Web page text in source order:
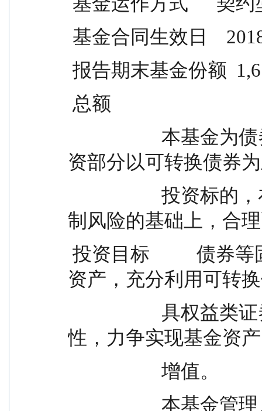
基金合同生效日
报告期末基金份额
总额
资部分以可转换债券
制风险的基础上，合
资产，充分利用可转
性，力争实现基金资
                    增值。